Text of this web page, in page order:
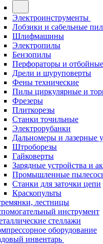
Электроинструменты
Лобзики и сабельные
Шлифмашины
Электропилы
Бензопилы
Перфораторы и
Дрели и шуруповерты
Фены технические
Пилы циркулярные и
Фрезеры
Плиткорезы
Станки точильные
Электрорубанки
Дальномеры и лазерные
Штроборезы
Гайковерты
Зарядные устройства и
Промышленные
Станки для заточки цепи
Краскопульты
лестницы
инструмент
стеллажи
оборудование
инвентарь